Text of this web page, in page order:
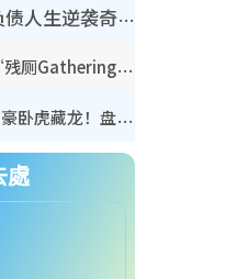
五索亲揭10年前负债人生逆袭奇迹！全靠去一地方转运后即遇上马先生
林芊妤亲解12年前“残厕Gathering”真相！高层解约一句话重创尊严，至今拒返TVB
《爱·回家》隐形富豪卧虎藏龙！盘点12位财气逼人的有钱艺人：这位美女3亿身家不愁做
處